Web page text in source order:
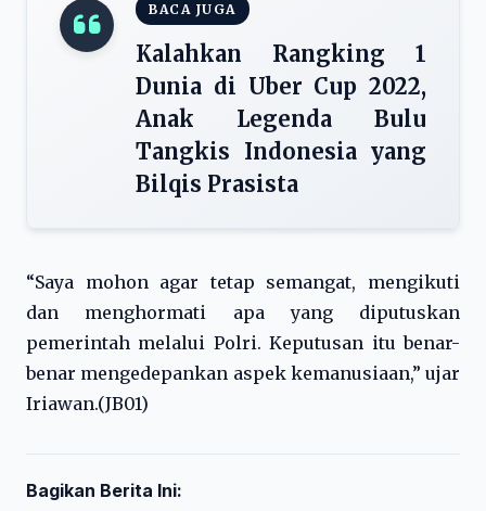
BACA JUGA
Kalahkan Rangking 1
Dunia di Uber Cup 2022,
Anak Legenda Bulu
Tangkis Indonesia yang
Bilqis Prasista
“Saya mohon agar tetap semangat, mengikuti
dan menghormati apa yang diputuskan
pemerintah melalui Polri. Keputusan itu benar-
benar mengedepankan aspek kemanusiaan,” ujar
Iriawan.(JB01)
Bagikan Berita Ini: